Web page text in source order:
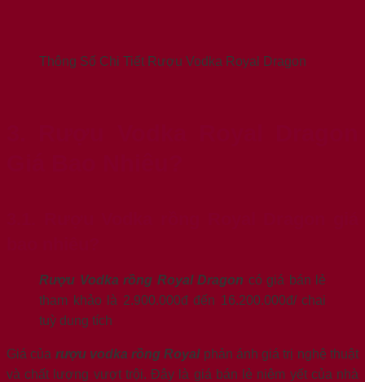
Thông Số Chi Tiết Rượu Vodka Royal Dragon
Rượu Vodka rồng Royal Dragon có giá bán lẻ
tham khảo là 2.900.000đ đến 16.200.000đ/ chai
tuỳ dung tích
Giá của rượu vodka rồng Royalphản ánh giá trị nghệ thuật
và chất lượng vượt trội. Đây là giá bán lẻ niêm yết của nhà